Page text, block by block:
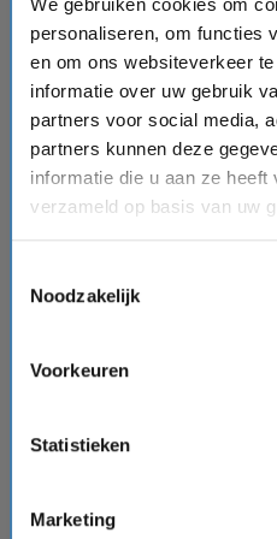
personaliseren, om functies
en om ons websiteverkeer
informatie over uw gebruik
partners voor social media,
partners kunnen deze
informatie die u aan ze
verzameld op basis van uw
Noodzakelijk
Voorkeuren
Statistieken
Marketing
Princess Cruises
van: 12-09-2026 - Tot: 26-
schedule15 dagen place Oostzee &
Vaarroute:Southampton, Dag op Zee, Skagen,
Kopenhagen, Warnemunde,
Stockholm, Tallinn, Helsinki,
Zee, Zeebrugge,